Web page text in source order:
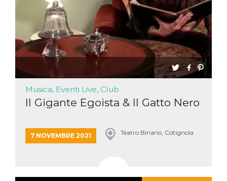
Musica, Eventi Live, Club
Il Gigante Egoista & Il Gatto Nero
7 NOVEMBRE 2021 Teatro Binario, Cotignola